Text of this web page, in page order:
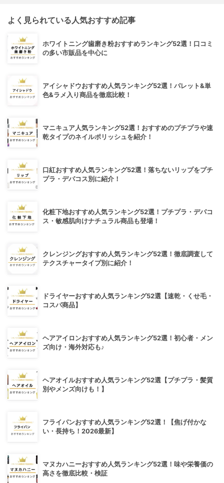
よく見られている人気おすすめ記事
ホワイトニング歯磨き粉おすすめランキング52選！口コミ
の多い市販品を中心に
アイシャドウおすすめ人気ランキング52選！パレット&単
色&ラメ入り商品を徹底比較！
マニキュア人気ランキング52選！おすすめのプチプラや速
乾タイプのネイルポリッシュを紹介！
口紅おすすめ人気ランキング52選！落ちないリップをプチ
プラ・デパコス別に紹介！
化粧下地おすすめ人気ランキング52選！プチプラ・デパコ
ス・敏感肌向けナチュラル商品も登場！
クレンジングおすすめ人気ランキング52選！徹底調査して
テクスチャータイプ別に紹介！
ドライヤーおすすめ人気ランキング52選【速乾・くせ毛・
コスパ商品】
ヘアアイロンおすすめ人気ランキング52選！初心者・メン
ズ向け・海外対応も♪
ヘアオイルおすすめ人気ランキング52選【プチプラ・髪質
別やメンズ向けも！】
フライパンおすすめ人気ランキング52選！【焦げ付かな
い・長持ち！2026最新】
マヌカハニーおすすめ人気ランキング52選！味や栄養価の
高さを徹底比較・検証